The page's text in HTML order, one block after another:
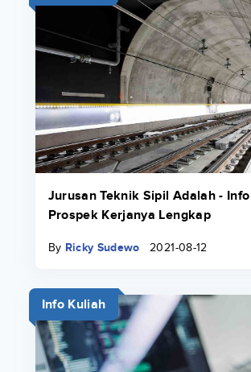
Jurusan Teknik Sipil Adalah -
Prospek Kerjanya Lengkap
By Ricky Sudewo 2021-08-12
Info Kuliah